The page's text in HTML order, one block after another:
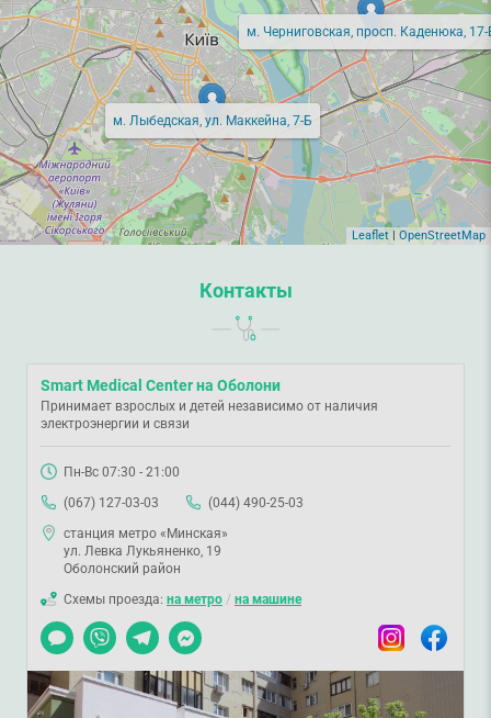
м. Лыбедская, ул. Маккейна, 7-Б
м. Черниговская, просп. Каденюка, 17-
Leaflet| OpenStreetMap
Контакты
Smart Medical Center на Оболони
Принимает взрослых и детей независимо от наличия
электроэнергии и связи
Пн-Вс 07:30 - 21:00
(067) 127-03-03
(044) 490-25-03
станция метро «Минская»
ул. Левка Лукьяненко, 19
Оболонский район
Схемы проезда: на метро / на машине
Чат
Viber TelegramMessenger InstagramFacebook